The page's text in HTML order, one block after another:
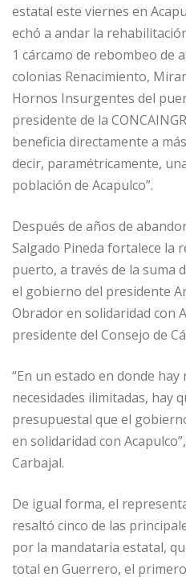
estatal este viernes en
echó a andar la
1 cárcamo de rebombeo de
colonias Renacimiento,
Hornos Insurgentes del
presidente de la
beneficia directamente a
decir, paramétricamente,
población de Acapulco”.
Después de años de
Salgado Pineda fortalece la
puerto, a través de la suma
el gobierno del presidente
Obrador en solidaridad con
presidente del Consejo de
“En un estado en donde
necesidades ilimitadas, hay
presupuestal que el
en solidaridad con
Carbajal.
De igual forma, el
resaltó cinco de las
por la mandataria estatal,
total en Guerrero, el